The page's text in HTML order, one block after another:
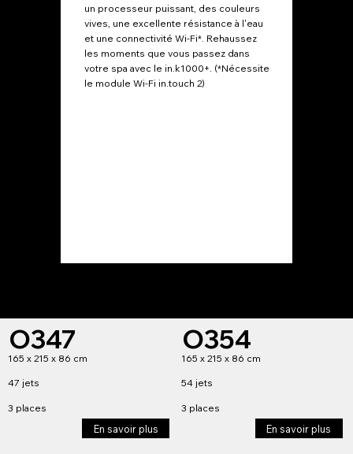
un processeur puissant, des couleurs
vives, une excellente résistance à l'eau
et une connectivité Wi-Fi*. Rehaussez
les moments que vous passez dans
votre spa avec le in.k1000+. (*Nécessite
le module Wi-Fi in.touch 2)
O347
165 x 215 x 86 cm
3 places
47 jets
En savoir plus
O354
165 x 215 x 86 cm
3 places
54 jets
En savoir plus